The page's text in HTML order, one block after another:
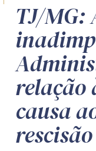
TJ/MG:
relação
causa